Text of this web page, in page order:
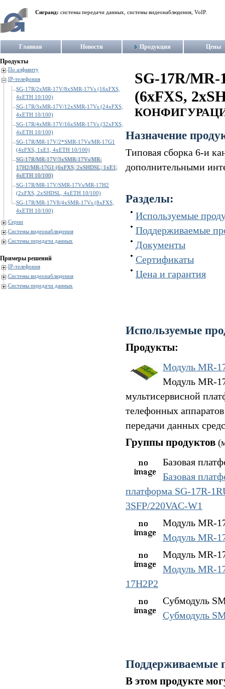
Сигранд: системы передачи данных, системы видеонаблюдения, VoIP.
Главная Новости Продукция Цены
Продукты
По алфавиту
IP-телефония
SG-17R/2xMR-17V/8xSMR-17Vs (16xFXS,
4xETH 10/100)
SG-17R/3xMR-17V/12xSMR-17Vs (24xFXS,
4xETH 10/100)
SG-17R/4xMR-17V/16xSMR-17Vs (32xFXS,
4xETH 10/100)
SG-17R/MR-17V/2*SMR-17Vs/MR-17G1
(4xFXS, 1xE1, 4xETH 10/100)
SG-17R/MR-17V/3xSMR-17Vs/MR-
17H2/MR-17G1 (6xFXS, 2xSHDSL, 1xE1,
4xETH 10/100)
SG-17R/MR-17V/SMR-17Vs/MR-17H2
(2xFXS, 2xSHDSL, 4xETH 10/100)
SG-17R/MR-17V8/4xSMR-17Vs (8xFXS,
4xETH 10/100)
Серии
Системы видеонаблюдения
Системы передачи данных
Примеры решений
IP-телефония
Системы видеонаблюдения
Системы передачи данных
SG-17R/
(6xFXS,
Назначение
Типовая сборка 6-и
дополнительными
Разделы:
Используемые
Поддерживаемые
Документы
Сертификаты
Цена и гарантия
Используемые
Продукты:
Модуль MR-
Модуль MR-
мультисервисной
телефонных
передачи данных
Группы продуктов
Базовая
Базовая
платформа SG-17R-
3SFP/220VAC-W1
Модуль MR-
Модуль MR-
Модуль MR-
Модуль MR-
17H2P2
Субмодуль
Субмодуль
Поддерживаемые
В этом продукте